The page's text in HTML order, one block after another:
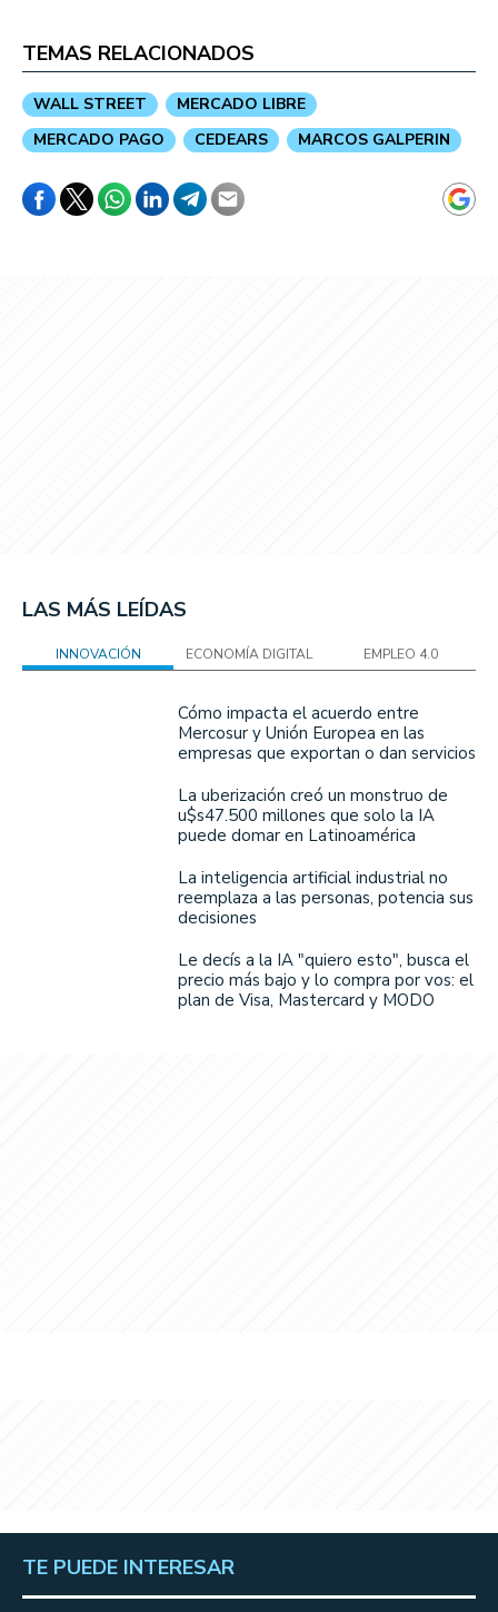
TEMAS RELACIONADOS
WALL STREET
MERCADO LIBRE
MERCADO PAGO
CEDEARS MARCOS GALPERIN
LAS MÁS LEÍDAS
INNOVACIÓN ECONOMÍA DIGITAL EMPLEO 4.0
Cómo impacta el acuerdo entre
Mercosur y Unión Europea en las
empresas que exportan o dan servicios
La uberización creó un monstruo de
u$s47.500 millones que solo la IA
puede domar en Latinoamérica
La inteligencia artificial industrial no
reemplaza a las personas, potencia sus
decisiones
Le decís a la IA "quiero esto", busca el
precio más bajo y lo compra por vos: el
plan de Visa, Mastercard y MODO
TE PUEDE INTERESAR